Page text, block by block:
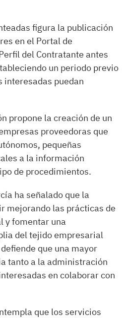
figura la publicación
en el Portal de
del Contratante antes
un periodo previo
interesadas puedan
propone la creación de un
proveedoras que
pequeñas
a la información
de procedimientos.
ha señalado que la
mejorando las prácticas de
y fomentar una
del tejido empresarial
que una mayor
tanto a la administración
en colaborar con
que los servicios